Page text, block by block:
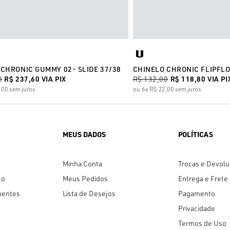
GUMMY 02- SLIDE 37/38
R$ 237,60 VIA PIX
sem juros
CHINELO CHRONIC
R$ 118,80 VIA
R$ 132,00
6x R$ 22,00 sem juros
MEUS DADOS
Minha Conta
Meus Pedidos
Lista de Desejos
POLÍTICAS
Trocas e
Entrega e Frete
Pagamento
Privacidade
Termos de Uso